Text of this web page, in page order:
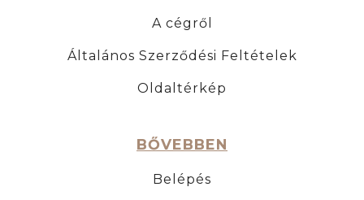
A cégről
Általános Szerződési Feltételek
Oldaltérkép
BŐVEBBEN
Belépés